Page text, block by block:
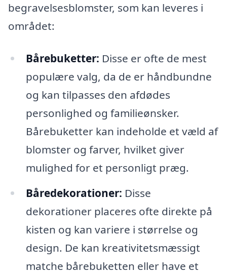
begravelsesblomster, som kan leveres i
området:
Bårebuketter: Disse er ofte de mest
populære valg, da de er håndbundne
og kan tilpasses den afdødes
personlighed og familieønsker.
Bårebuketter kan indeholde et væld af
blomster og farver, hvilket giver
mulighed for et personligt præg.
Båredekorationer: Disse
dekorationer placeres ofte direkte på
kisten og kan variere i størrelse og
design. De kan kreativitetsmæssigt
matche bårebuketten eller have et